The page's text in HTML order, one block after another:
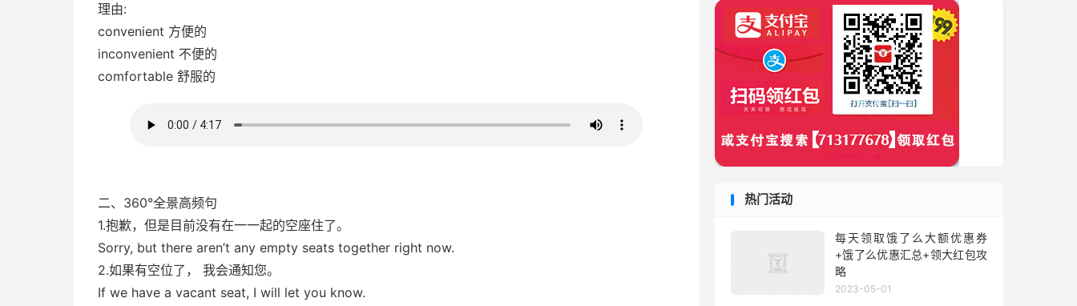
理由:
convenient 方便的
inconvenient 不便的
comfortable 舒服的
二、360°全景高频句
1.抱歉，但是目前没有在一一起的空座住了。
Sorry, but there aren’t any empty seats together right now.
2.如果有空位了， 我会通知您。
If we have a vacant seat, I will let you know.
热门活动
每天领取饿了么大额优惠券
+饿了么优惠汇总+领大红包攻
略
2023-05-01